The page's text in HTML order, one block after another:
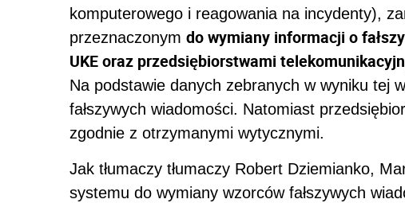
komputerowego i reagowania na incydenty),
przeznaczonym do wymiany informacji o
UKE oraz przedsiębiorstwami
Na podstawie danych zebranych w wyniku tej
fałszywych wiadomości. Natomiast
zgodnie z otrzymanymi wytycznymi.
Jak tłumaczy tłumaczy Robert Dziemianko,
systemu do wymiany wzorców fałszywych